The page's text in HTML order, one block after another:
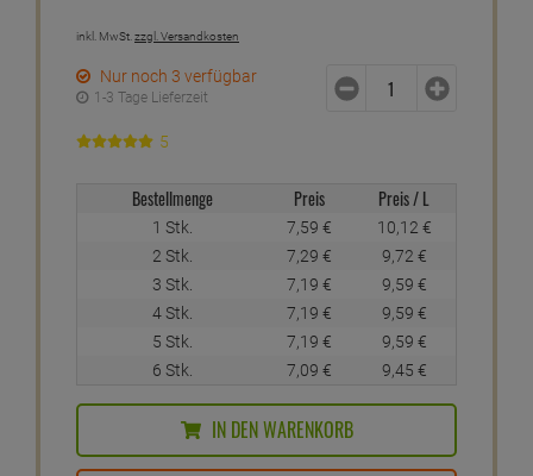
inkl. MwSt.zzgl. Versandkosten
Nur noch 3 verfügbar
1-3 Tage Lieferzeit
5
Bestellmenge Preis Preis / L
1 Stk. 7,59 € 10,12 €
2 Stk.
7,29 € 9,72 €
3 Stk.
7,19 € 9,59 €
4 Stk.
7,19 € 9,59 €
5 Stk.
7,19 € 9,59 €
6 Stk.
7,09 € 9,45 €
IN DEN WARENKORB